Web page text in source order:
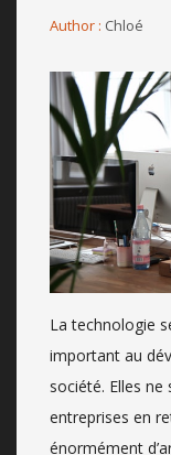
Author : Chloé
La technologie
important au
société. Elles ne
entreprises en
énormément